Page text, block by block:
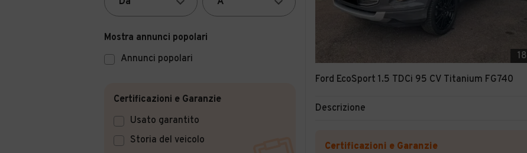
Mostra annunci popolari
Annunci popolari
Certificazioni e Garanzie
Usato garantito
Storia del veicolo
18
Ford EcoSport 1.5 TDCi 95 CV Titanium FG740
Descrizione
Certificazioni e Garanzie